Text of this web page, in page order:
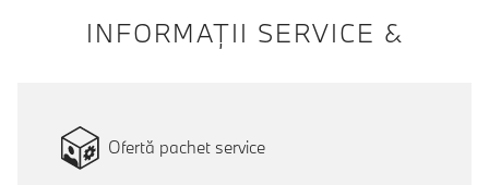
INFORMAŢII SERVICE &
Ofertă pachet service